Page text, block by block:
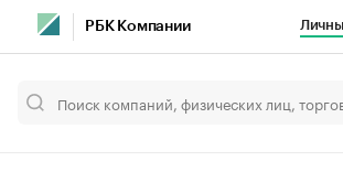
РБК Компании